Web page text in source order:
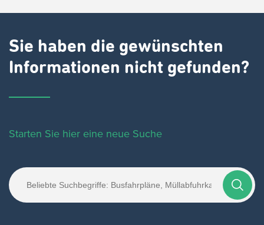
Sie haben die gewünschten
Informationen nicht gefunden?
Starten Sie hier eine neue Suche